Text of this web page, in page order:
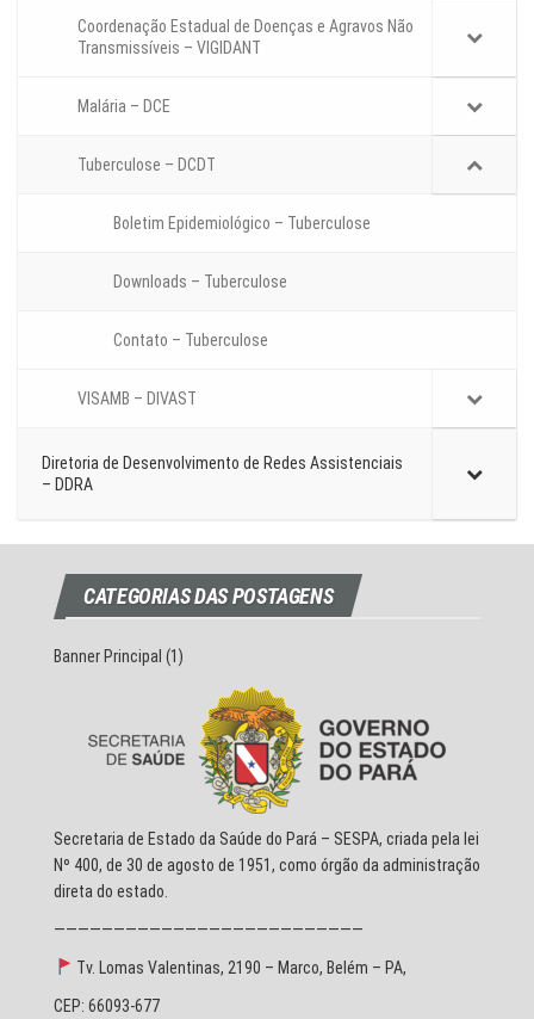
Coordenação Estadual de Doenças e Agravos Não
Transmissíveis – VIGIDANT
Malária – DCE
Tuberculose – DCDT
Boletim Epidemiológico – Tuberculose
Downloads – Tuberculose
Contato – Tuberculose
VISAMB – DIVAST
Diretoria de Desenvolvimento de Redes Assistenciais
– DDRA
CATEGORIAS DAS POSTAGENS
Banner Principal (1)
Secretaria de Estado da Saúde do Pará – SESPA, criada pela lei
Nº 400, de 30 de agosto de 1951, como órgão da administração
direta do estado.
——————————————————————————
Tv. Lomas Valentinas, 2190 – Marco, Belém – PA,
CEP: 66093-677